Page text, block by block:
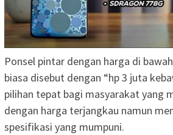
Ponsel pintar dengan harga di
biasa disebut dengan “hp 3 juta
pilihan tepat bagi masyarakat yang
dengan harga terjangkau namun
spesifikasi yang mumpuni.